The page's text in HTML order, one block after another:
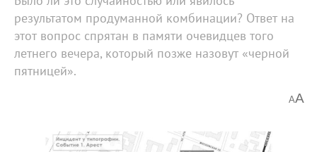
результатом продуманной комбинации? Ответ на
этот вопрос спрятан в памяти очевидцев того
летнего вечера, который позже назовут «черной
пятницей».
AA